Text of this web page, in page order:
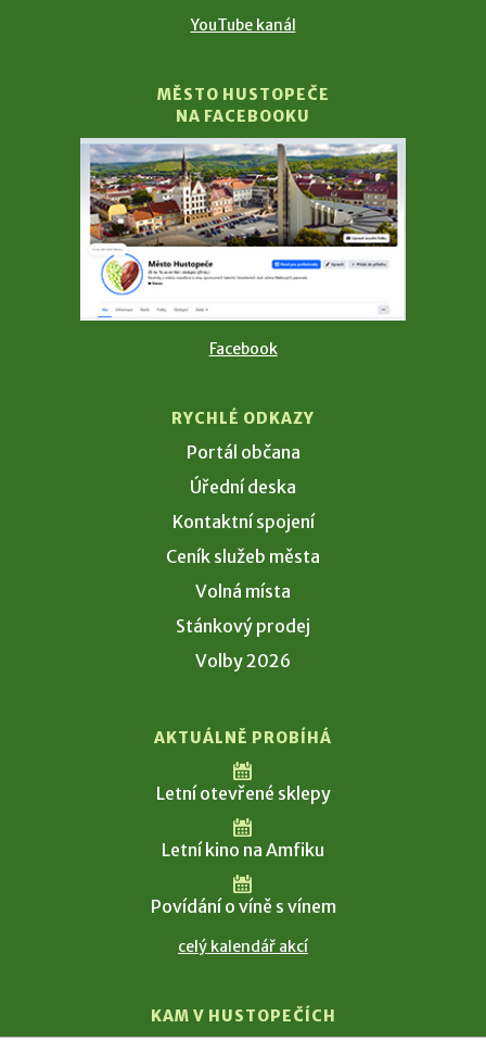
YouTube kanál
MĚSTO HUSTOPEČE
NA FACEBOOKU
Facebook
RYCHLÉ ODKAZY
Portál občana
Úřední deska
Kontaktní spojení
Ceník služeb města
Volná místa
Stánkový prodej
Volby 2026
AKTUÁLNĚ PROBÍHÁ
Letní otevřené sklepy
Letní kino na Amfiku
Povídání o víně s vínem
celý kalendář akcí
KAM V HUSTOPEČÍCH